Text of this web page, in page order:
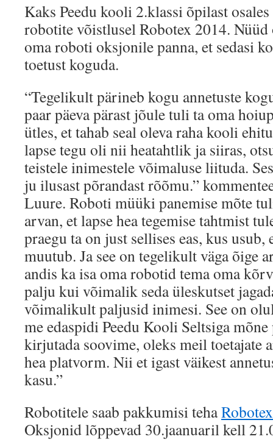
Kaks Peedu kooli 2.klassi õpilast
robotite võistlusel Robotex 2014. Nüüd
oma roboti oksjonile panna, et sedasi
toetust koguda.
“Tegelikult pärineb kogu annetuste
paar päeva pärast jõule tuli ta oma
ütles, et tahab seal oleva raha kooli
lapse tegu oli nii heatahtlik ja siiras,
teistele inimestele võimaluse liituda.
ju ilusast põrandast rõõmu.”
Luure. Roboti müüki panemise mõte
arvan, et lapse hea tegemise tahtmist
praegu ta on just sellises eas, kus
muutub. Ja see on tegelikult väga õige
andis ka isa oma robotid tema oma
palju kui võimalik seda üleskutset
võimalikult paljusid inimesi. See on
me edaspidi Peedu Kooli Seltsiga
kirjutada soovime, oleks meil toetajate
hea platvorm. Nii et igast väikest
kasu.”
Robotitele saab pakkumisi teha
Oksjonid lõppevad 30.jaanuaril kell